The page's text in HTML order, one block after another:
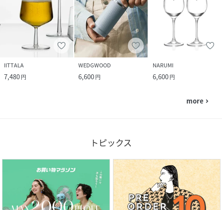
IITTALA
7,480円
WEDGWOOD
6,600円
NARUMI
6,600円
more navigate_next
トピックス